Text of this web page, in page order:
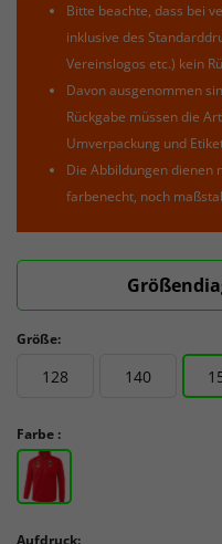
Bitte beachte, dass bei
inklusive des
Vereinslogos etc.) kein
Davon ausgenommen
Rückgabe müssen die
Umverpackung und
Die Abbildungen dienen
farbenecht, noch
Größe:
128 140
Farbe :
Aufdruck: